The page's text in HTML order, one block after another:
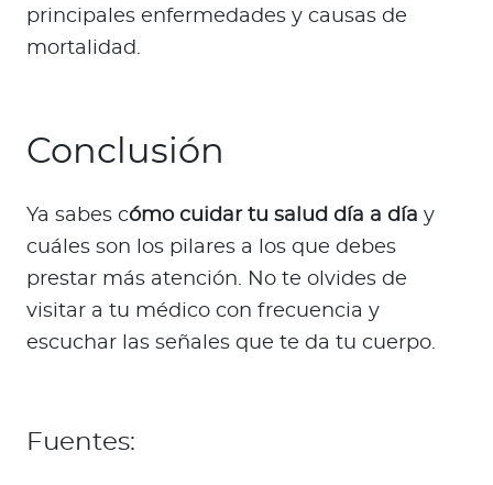
principales enfermedades y causas de
mortalidad.
Conclusión
Ya sabes cómo cuidar tu salud día a día y
cuáles son los pilares a los que debes
prestar más atención. No te olvides de
visitar a tu médico con frecuencia y
escuchar las señales que te da tu cuerpo.
Fuentes: